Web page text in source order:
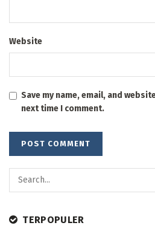
Website
Save my name, email, and
next time I comment.
TERPOPULER